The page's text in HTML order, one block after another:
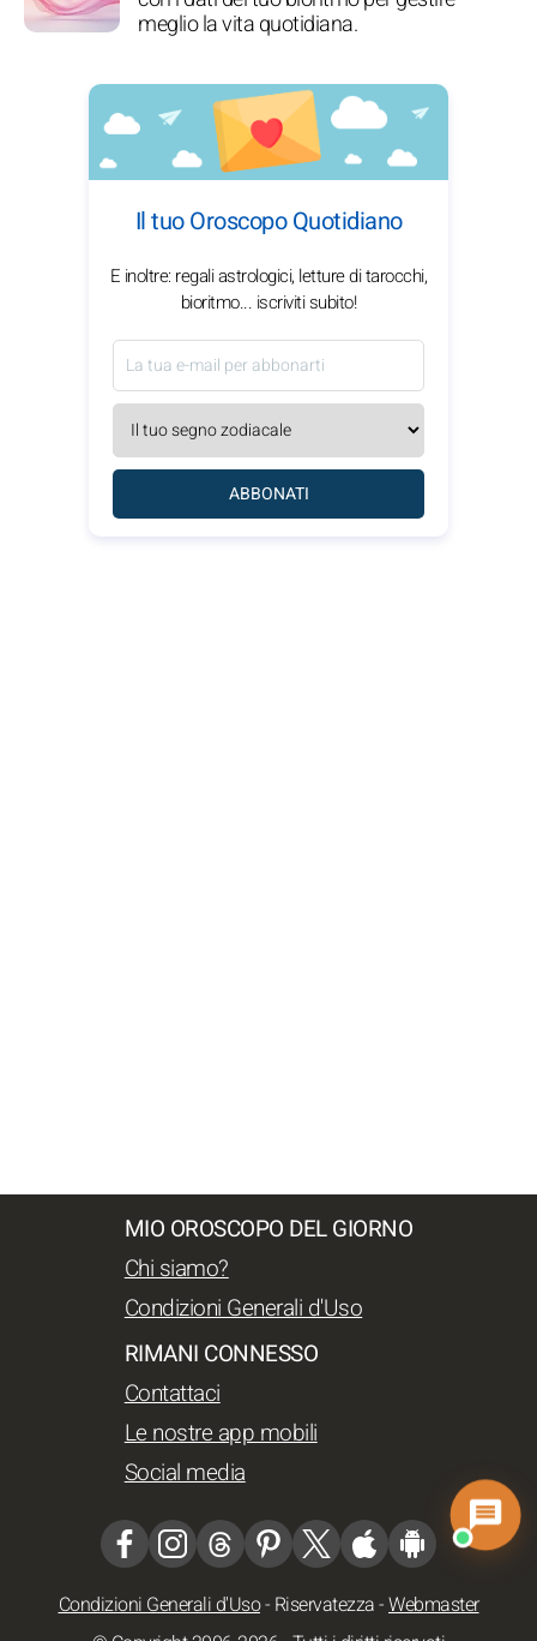
meglio la vita quotidiana.
Il tuo Oroscopo Quotidiano
E inoltre: regali astrologici, letture di tarocchi,
bioritmo... iscriviti subito!
ABBONATI
MIO OROSCOPO DEL GIORNO
Chi siamo?
Condizioni Generali d'Uso
RIMANI CONNESSO
Contattaci
Le nostre app mobili
Social media
Condizioni Generali d'Uso- Riservatezza-Webmaster